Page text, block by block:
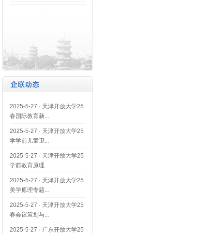
2025-5-27 · 天津开放大学25
春国际教育新...
2025-5-27 · 天津开放大学25
学学前儿童卫...
2025-5-27 · 天津开放大学25
学前教育原理...
2025-5-27 · 天津开放大学25
美学原理专题...
2025-5-27 · 天津开放大学25
春会议策划与...
2025-5-27 · 广东开放大学25